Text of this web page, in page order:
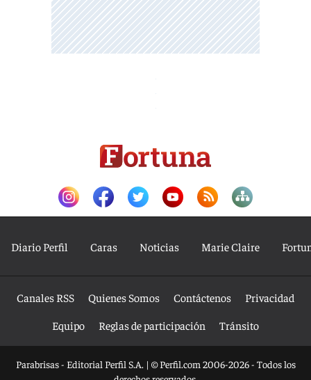
Diario Perfil Caras Noticias Marie Claire
Canales RSS Quienes Somos Contáctenos
Privacidad
Equipo
Reglas de participación Tránsito
Parabrisas - Editorial Perfil S.A. | © Perfil.com 2006-2026 - Todos los